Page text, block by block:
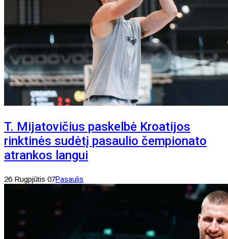
T. Mijatovičius paskelbė Kroatijos
rinktinės sudėtį pasaulio čempionato
atrankos langui
26 Rugpjūtis 07Pasaulis